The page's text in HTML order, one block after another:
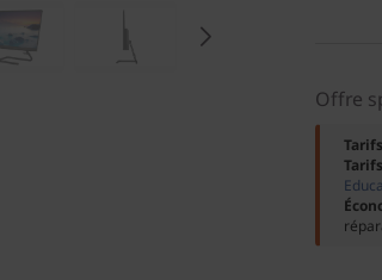
Offre